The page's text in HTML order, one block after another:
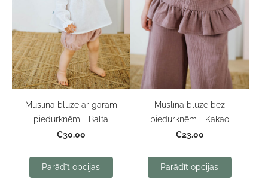
Muslīna blūze ar garām
piedurknēm - Balta
€30.00
Parādīt opcijas
Muslīna blūze bez
piedurknēm - Kakao
€23.00
Parādīt opcijas